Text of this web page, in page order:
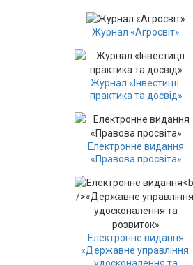
Журнал «Агросвіт»
Журнал «Інвестиції:
практика та досвід»
Електронне видання
«Правова просвіта»
Електронне видання
«Державне управління: